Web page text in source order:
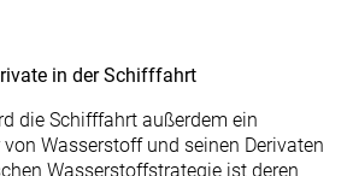
in der Schifffahrt
die Schifffahrt außerdem ein
Wasserstoff und seinen Derivaten
Wasserstoffstrategie ist deren